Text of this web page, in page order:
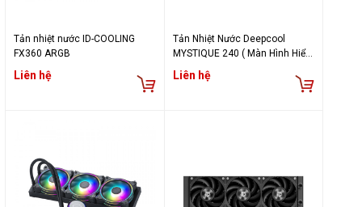
Tản nhiệt nước ID-COOLING
FX360 ARGB
Liên hệ
Tản Nhiệt Nước Deepcool
MYSTIQUE 240 ( Màn Hình Hiển
Thị)
Liên hệ